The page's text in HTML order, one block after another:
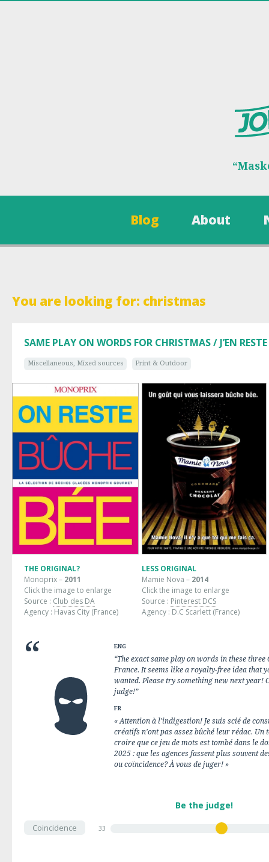
Blog About
You are looking for: christmas
SAME PLAY ON WORDS FOR CHRISTMAS / J’EN
Miscellaneous, Mixed sources Print & Outdoor
THE ORIGINAL?
Monoprix – 2011
Click the image to enlarge
Source : Club des DA
Agency : Havas City (France)
LESS ORIGINAL
Mamie Nova – 2014
Click the image to enlarge
Source : Pinterest DCS
Agency : D.C Scarlett (France)
ENG
“The exact same play on words in these
France. It seems like a royalty-free idea that
wanted. Please try something new next year!
judge!”
FR
« Attention à l'indigestion! Je suis scié de
créatifs n'ont pas assez bûché leur rédac.
croire que ce jeu de mots est tombé dans le
2025 : que les agences fassent plus souvent
ou coïncidence? À vous de juger! »
Be the judge!
Coincidence 33